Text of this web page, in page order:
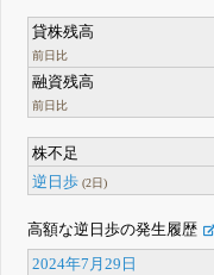
貸株残高
前日比
融資残高
前日比
株不足
逆日歩 (2日)
高額な逆日歩の発生履歴
2024年7月29日